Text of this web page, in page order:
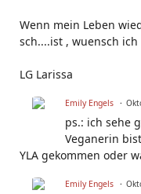
Wenn mein Leben
sch....ist , wuensch
LG Larissa
Emily Engels
ps.: ich sehe
Veganerin
YLA gekommen oder
Emily Engels